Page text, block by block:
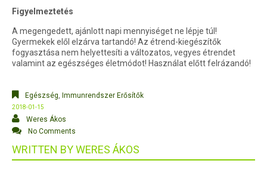
Figyelmeztetés
A megengedett, ajánlott napi mennyiséget ne lépje túl!
Gyermekek elől elzárva tartandó! Az étrend-kiegészítők
fogyasztása nem helyettesíti a változatos, vegyes étrendet
valamint az egészséges életmódot! Használat előtt felrázandó!
Egészség, Immunrendszer Erősítők
2018-01-15
Weres Ákos
No Comments
WRITTEN BYWERES ÁKOS